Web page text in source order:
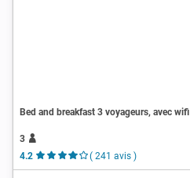
Bed and breakfast 3 voyageurs, avec wifi
3
4.2
( 241 avis )